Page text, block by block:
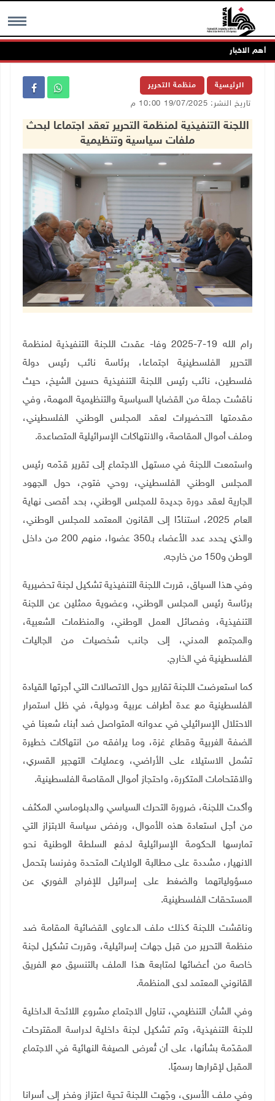
MENU أهم الاخبار
الرئيسية منظمة التحرير
تاريخ النشر: 19/07/2025 10:00 م
اللجنة التنفيذية لمنظمة التحرير تعقد اجتماعا لبحث
ملفات سياسية وتنظيمية
رام الله 19-7-2025 وفا- عقدت اللجنة التنفيذية لمنظمة
التحرير الفلسطينية اجتماعا، برئاسة نائب رئيس دولة
فلسطين، نائب رئيس اللجنة التنفيذية حسين الشيخ، حيث
ناقشت جملة من القضايا السياسية والتنظيمية المهمة، وفي
مقدمتها التحضيرات لعقد المجلس الوطني الفلسطيني،
وملف أموال المقاصة، والانتهاكات الإسرائيلية المتصاعدة.
واستمعت اللجنة في مستهل الاجتماع إلى تقرير قدّمه رئيس
المجلس الوطني الفلسطيني، روحي فتوح، حول الجهود
الجارية لعقد دورة جديدة للمجلس الوطني، بحد أقصى نهاية
العام 2025، استنادًا إلى القانون المعتمد للمجلس الوطني،
والذي يحدد عدد الأعضاء بـ350 عضوا، منهم 200 من داخل
الوطن و150 من خارجه
.
وفي هذا السياق، قررت اللجنة التنفيذية تشكيل لجنة تحضيرية
برئاسة رئيس المجلس الوطني، وعضوية ممثلين عن اللجنة
التنفيذية، وفصائل العمل الوطني، والمنظمات الشعبية،
والمجتمع المدني، إلى جانب شخصيات من الجاليات
الفلسطينية في الخارج.
كما استعرضت اللجنة تقارير حول الاتصالات التي أجرتها القيادة
الفلسطينية مع عدة أطراف عربية ودولية، في ظل استمرار
الاحتلال الإسرائيلي في عدوانه المتواصل ضد أبناء شعبنا في
الضفة الغربية وقطاع غزة، وما يرافقه من انتهاكات خطيرة
تشمل الاستيلاء على الأراضي، وعمليات التهجير القسري،
والاقتحامات المتكررة، واحتجاز أموال المقاصة الفلسطينية.
وأكدت اللجنة، ضرورة التحرك السياسي والدبلوماسي المكثف
من أجل استعادة هذه الأموال، ورفض سياسة الابتزاز التي
تمارسها الحكومة الإسرائيلية لدفع السلطة الوطنية نحو
الانهيار، مشددة على مطالبة الولايات المتحدة وفرنسا بتحمل
مسؤولياتهما والضغط على إسرائيل للإفراج الفوري عن
المستحقات الفلسطينية.
وناقشت اللجنة كذلك ملف الدعاوى القضائية المقامة ضد
منظمة التحرير من قبل جهات إسرائيلية، وقررت تشكيل لجنة
خاصة من أعضائها لمتابعة هذا الملف بالتنسيق مع الفريق
القانوني المعتمد لدى المنظمة.
وفي الشأن التنظيمي، تناول الاجتماع مشروع اللائحة الداخلية
للجنة التنفيذية، وتم تشكيل لجنة داخلية لدراسة المقترحات
المقدّمة بشأنها، على أن تُعرض الصيغة النهائية في الاجتماع
المقبل لإقرارها رسميًا.
وفي ملف الأسرى، وجّهت اللجنة تحية اعتزاز وفخر إلى أسرانا